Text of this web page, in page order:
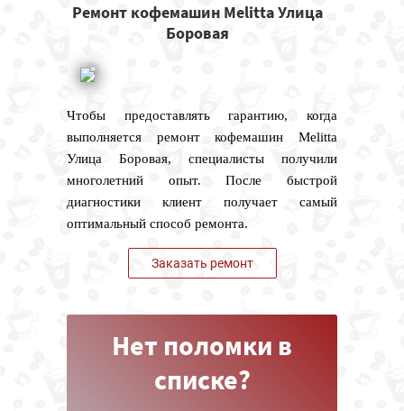
НАШИ КОНТАКТЫ
Ремонт кофемашин Melitta Улица
Боровая
Чтобы предоставлять гарантию, когда
выполняется ремонт кофемашин Melitta
Улица Боровая, специалисты получили
многолетний опыт. После быстрой
диагностики клиент получает самый
оптимальный способ ремонта.
Заказать ремонт
Нет поломки в
списке?